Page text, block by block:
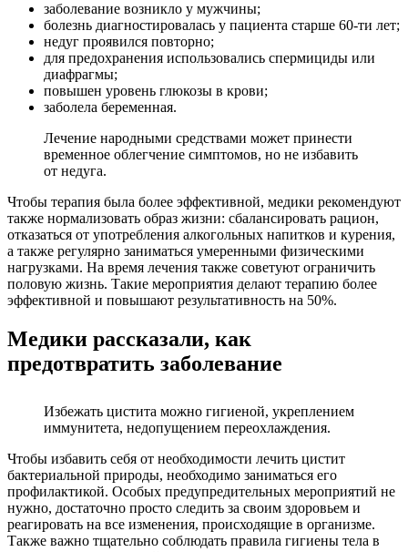
заболевание возникло у мужчины;
болезнь диагностировалась у пациента старше 60-ти лет;
недуг проявился повторно;
для предохранения использовались спермициды или
диафрагмы;
повышен уровень глюкозы в крови;
заболела беременная.
Лечение народными средствами может принести
временное облегчение симптомов, но не избавить
от недуга.
Чтобы терапия была более эффективной, медики рекомендуют
также нормализовать образ жизни: сбалансировать рацион,
отказаться от употребления алкогольных напитков и курения,
а также регулярно заниматься умеренными физическими
нагрузками. На время лечения также советуют ограничить
половую жизнь. Такие мероприятия делают терапию более
эффективной и повышают результативность на 50%.
Медики рассказали, как
предотвратить заболевание
Избежать цистита можно гигиеной, укреплением
иммунитета, недопущением переохлаждения.
Чтобы избавить себя от необходимости лечить цистит
бактериальной природы, необходимо заниматься его
профилактикой. Особых предупредительных мероприятий не
нужно, достаточно просто следить за своим здоровьем и
реагировать на все изменения, происходящие в организме.
Также важно тщательно соблюдать правила гигиены тела в